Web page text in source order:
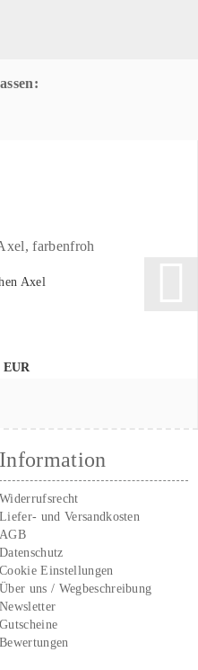
Axel
EUR
Information
Widerrufsrecht
Liefer- und Versandkosten
AGB
Datenschutz
Cookie Einstellungen
Über uns / Wegbeschreibung
Newsletter
Gutscheine
Bewertungen